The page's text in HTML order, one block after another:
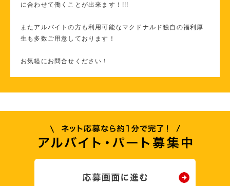
に合わせて働くことが出来ます！!!!
またアルバイトの方も利用可能なマクドナルド独自の福利厚
生も多数ご用意しております！
お気軽にお問合せください！